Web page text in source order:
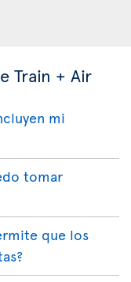
Train + Air
mi
tomar
que los